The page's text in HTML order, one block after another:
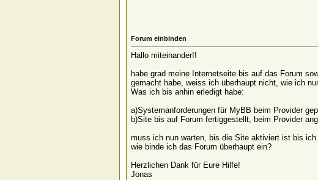
Forum einbinden
Hallo miteinander!!
habe grad meine Internetseite bis auf das Forum
gemacht habe, weiss ich überhaupt nicht, wie ich
Was ich bis anhin erledigt habe:
a)Systemanforderungen für MyBB beim Provider
b)Site bis auf Forum fertiggestellt, beim Provider
muss ich nun warten, bis die Site aktiviert ist bis
wie binde ich das Forum überhaupt ein?
Herzlichen Dank für Eure Hilfe!
Jonas